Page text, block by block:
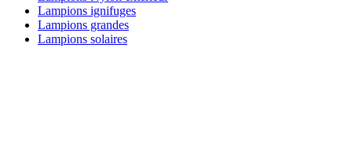
Lampions ignifuges
Lampions grandes
Lampions solaires